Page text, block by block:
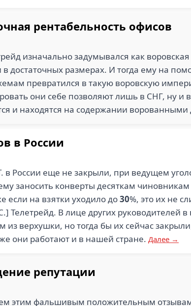
рентабельность офисов
изначально задумывался как
в достаточных размерах. И тогда ему на
превратился в такую воровскую
они себе позволяют лишь в СНГ, ну и
и находятся на содержании
в России
в России еще не закрыли, при ведущем
заносить конверты десяткам
если на взятки уходило до30%, это их не
Телетрейд. В лице других руководителей
верхушки, но тогда бы их сейчас
они работают и в нашей стране. Далее →
репутации
этим фальшивым положительным